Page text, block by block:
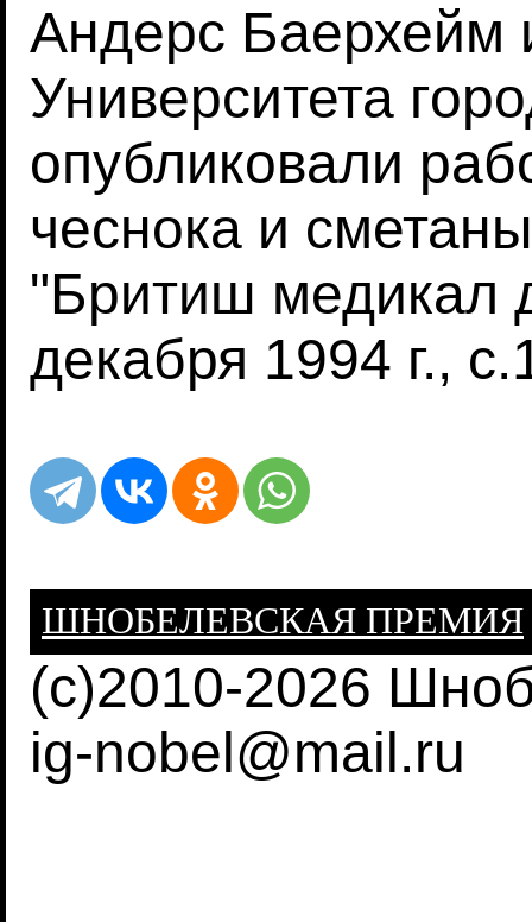
Андерс Баерхейм
Университета
опубликовали
чеснока и
"Бритиш медикал
декабря 1994 г.,
ШНОБЕЛЕВСКАЯ ПРЕМИЯ
(c)2010-2026
ig-nobel@mail.ru